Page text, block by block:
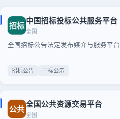
招标 中国招标投标公共服务平台
全国
全国招标公告法定发布媒介与服务平台
招标公告 中标公示
公共全国公共资源交易平台
全国